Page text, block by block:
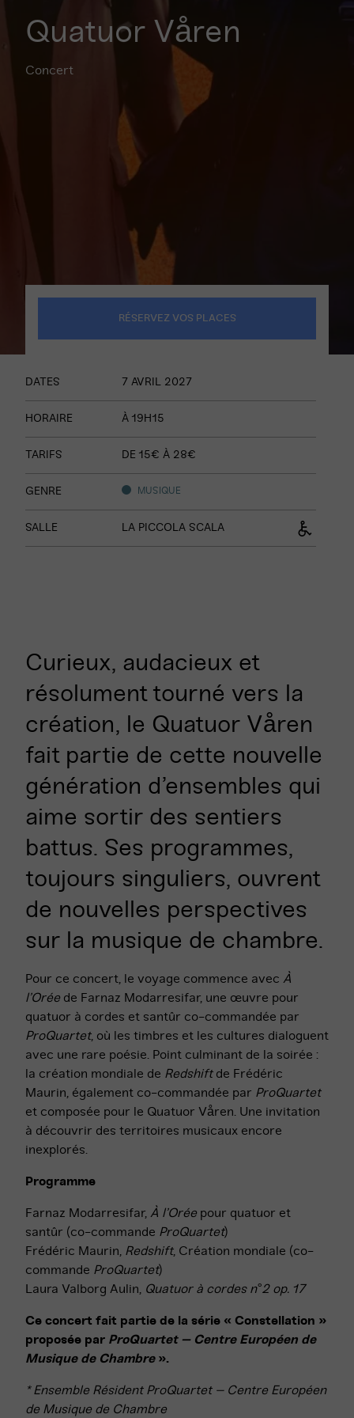
Quatuor Våren
Concert
RÉSERVEZ VOS PLACES
le
DATES 7 AVRIL 20277
HORAIRE À 19H15
TARIFS DE 15€ À 28€
GENRE MUSIQUE
SALLE LA PICCOLA SCALA
Curieux, audacieux et
résolument tourné vers la
création, le Quatuor Våren
fait partie de cette nouvelle
génération d’ensembles qui
aime sortir des sentiers
battus. Ses programmes,
toujours singuliers, ouvrent
de nouvelles perspectives
sur la musique de chambre.
Pour ce concert, le voyage commence avec À
l’Orée de Farnaz Modarresifar, une œuvre pour
quatuor à cordes et santûr co-commandée par
ProQuartet, où les timbres et les cultures dialoguent
avec une rare poésie. Point culminant de la soirée :
la création mondiale de Redshiftde Frédéric
Maurin, également co-commandée par ProQuartet
et composée pour le Quatuor Våren. Une invitation
à découvrir des territoires musicaux encore
inexplorés.
Programme
Farnaz Modarresifar, À l’Orée pour quatuor et
santûr (co-commande ProQuartet)
Frédéric Maurin, Redshift, Création mondiale (co-
commande ProQuartet)
Laura Valborg Aulin,
Quatuor à cordes n°2 op. 17
Ce concert fait partie de la série « Constellation »
proposée par ProQuartet – Centre Européen de
Musique de Chambre».
* Ensemble Résident ProQuartet – Centre Européen
de Musique de Chambre